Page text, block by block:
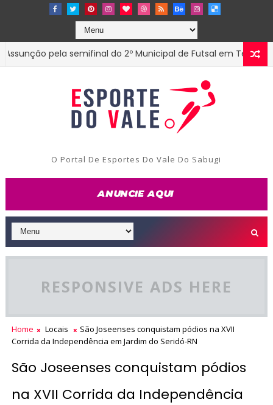
pela semifinal do 2º Municipal de Futsal em Tenório-PB
O Portal De Esportes Do Vale Do Sabugi
RESPONSIVE ADS HERE
Home Locais
São Joseenses conquistam pódios na XVII
Corrida da Independência em Jardim do Seridó-RN
São Joseenses conquistam pódios
na XVII Corrida da Independência